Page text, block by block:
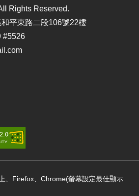
Rights Reserved.
平東路二段106號22樓
#5526
、Firefox、Chrome(螢幕設定最佳顯示